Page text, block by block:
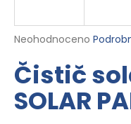
Průměrné
produktu
je
0,0
z
Neohodnoceno
Čistič
SOLAR
j
t
?